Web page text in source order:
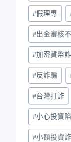
#假理專
#出金審核
#加密貨幣
#反詐騙
#台灣打詐
#小心投資
#小額投資